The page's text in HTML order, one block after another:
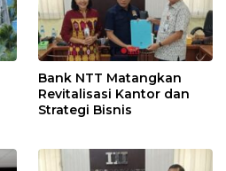
Bank NTT Matangkan
Revitalisasi Kantor dan
Strategi Bisnis